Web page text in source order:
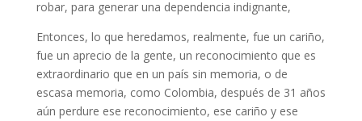
robar, para generar una dependencia indignante,
Entonces, lo que heredamos, realmente, fue un cariño,
fue un aprecio de la gente, un reconocimiento que es
extraordinario que en un país sin memoria, o de
escasa memoria, como Colombia, después de 31 años
aún perdure ese reconocimiento, ese cariño y ese